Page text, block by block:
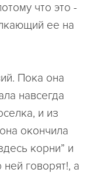
что это -
ее на
Пока она
навсегда
и из
окончила
корни” и
ней говорят!, а